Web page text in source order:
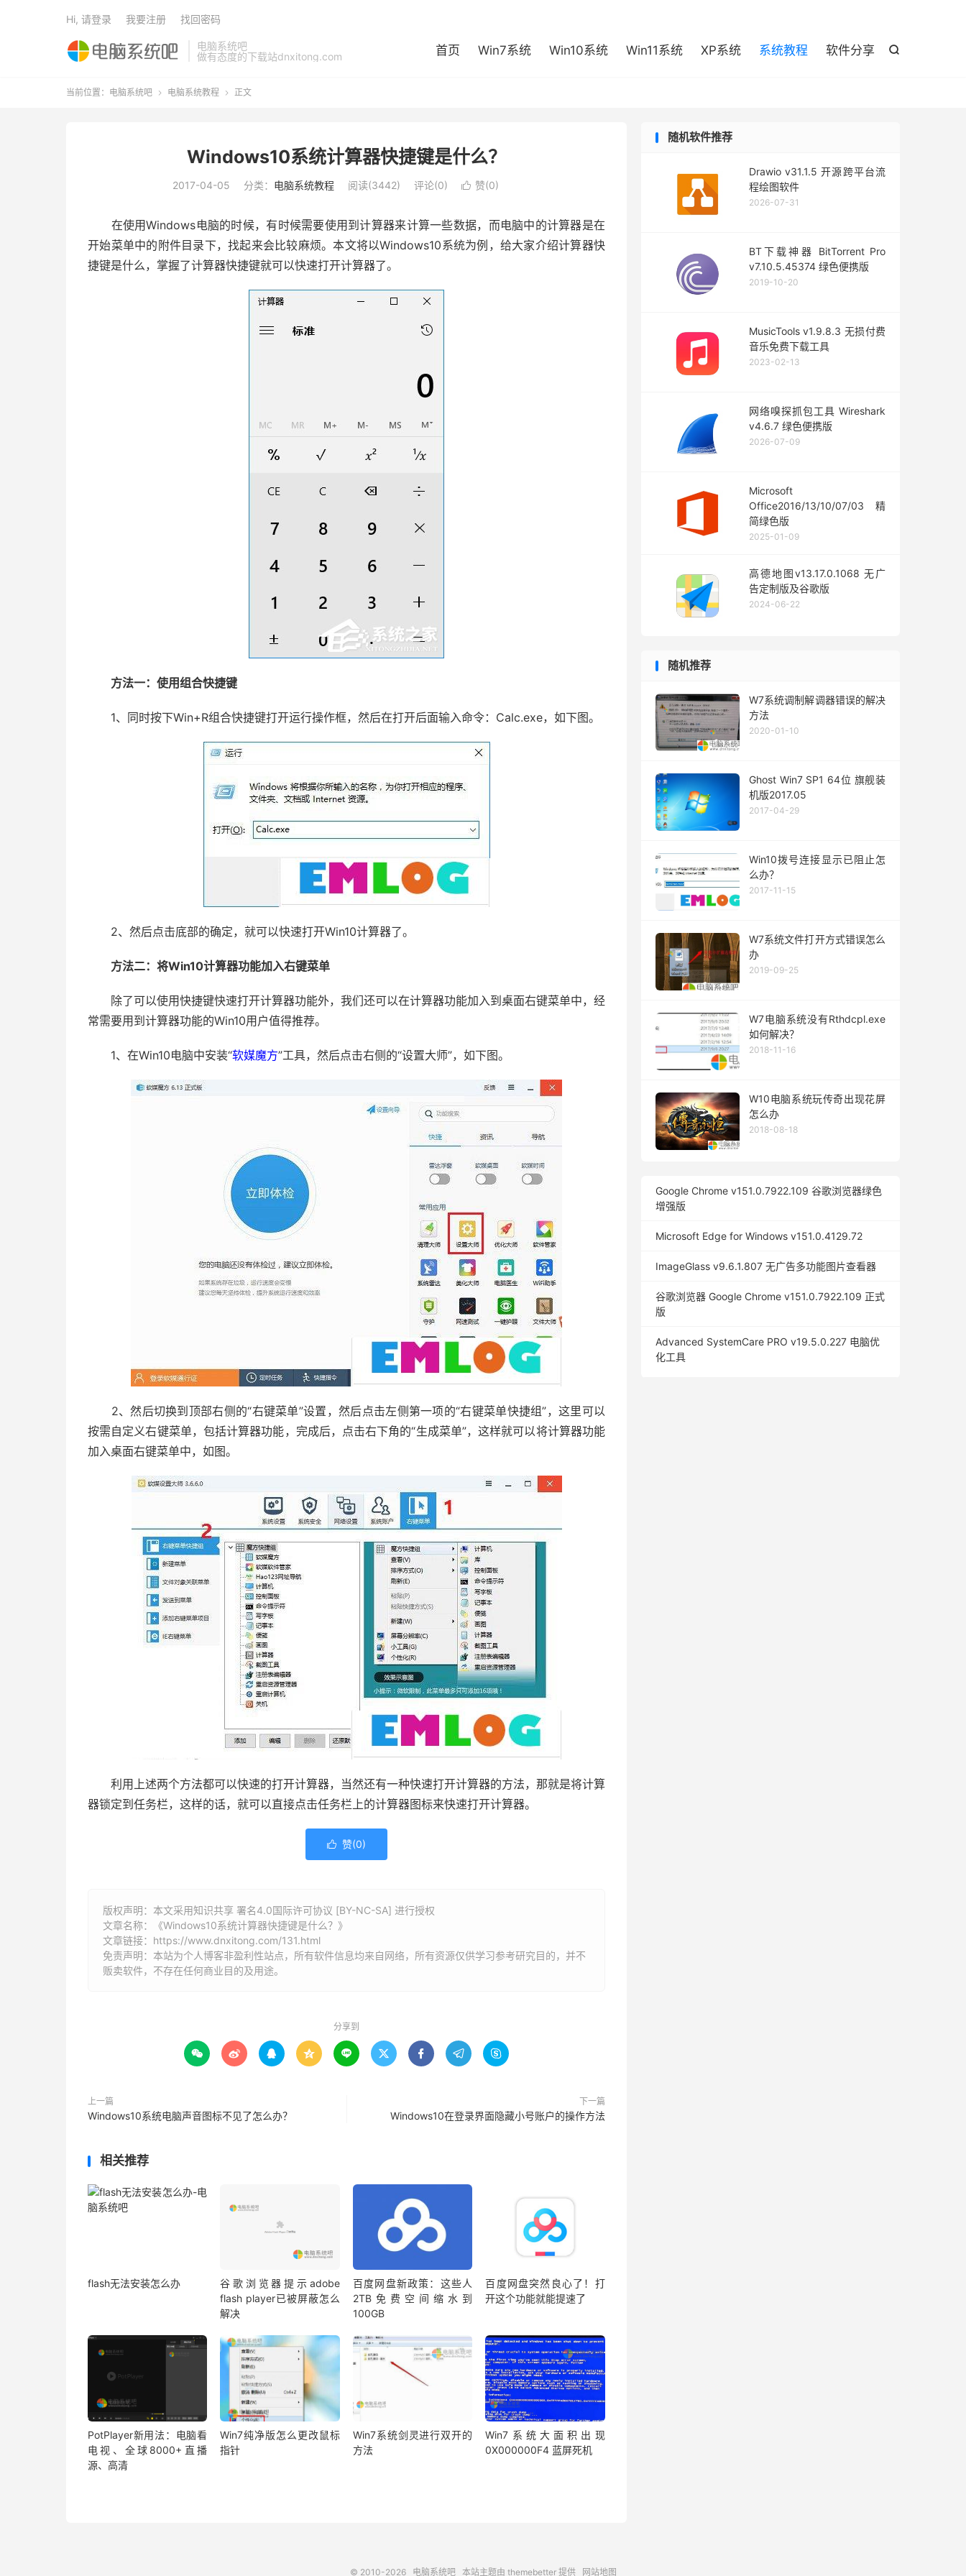
电脑系统吧
做有态度的下载站dnxitong.com

首页 Win7系统 Win10系统 Win11系统 XP系统 系统教程 软件分享
Hi, 请登录 我要注册 找回密码
当前位置： 电脑系统吧  电脑系统教程  正文
Windows10系统计算器快捷键是什么？
2017-04-05 分类： 电脑系统教程 阅读(3442) 评论(0)  赞(0)
在使用Windows电脑的时候，有时候需要使用到计算器来计算一些数据，而电脑中的计算器是在
开始菜单中的附件目录下，找起来会比较麻烦。本文将以Windows10系统为例，给大家介绍计算器快
捷键是什么，掌握了计算器快捷键就可以快速打开计算器了。
方法一：使用组合快捷键
1、同时按下Win+R组合快捷键打开运行操作框，然后在打开后面输入命令：Calc.exe，如下图。
2、然后点击底部的确定，就可以快速打开Win10计算器了。
方法二：将Win10计算器功能加入右键菜单
除了可以使用快捷键快速打开计算器功能外，我们还可以在计算器功能加入到桌面右键菜单中，经
常需要用到计算器功能的Win10用户值得推荐。
1、在Win10电脑中安装“软媒魔方”工具，然后点击右侧的“设置大师”，如下图。
2、然后切换到顶部右侧的“右键菜单”设置，然后点击左侧第一项的“右键菜单快捷组”，这里可以
按需自定义右键菜单，包括计算器功能，完成后，点击右下角的“生成菜单”，这样就可以将计算器功能
加入桌面右键菜单中，如图。
利用上述两个方法都可以快速的打开计算器，当然还有一种快速打开计算器的方法，那就是将计算
器锁定到任务栏，这样的话，就可以直接点击任务栏上的计算器图标来快速打开计算器。
 赞(0)
版权声明：本文采用知识共享 署名4.0国际许可协议 [BY-NC-SA] 进行授权
文章名称：《Windows10系统计算器快捷键是什么？》
文章链接： https://www.dnxitong.com/131.html
免责声明：本站为个人博客非盈利性站点，所有软件信息均来自网络，所有资源仅供学习参考研究目的，并不
贩卖软件，不存在任何商业目的及用途。
分享到
        
上一篇
Windows10系统电脑声音图标不见了怎么办？
下一篇
Windows10在登录界面隐藏小号账户的操作方法
相关推荐
flash无法安装怎么办
谷歌浏览器提示adobe
flash player已被屏蔽怎么
解决
百度网盘新政策：这些人
2TB免费空间缩水到
100GB
百度网盘突然良心了！打
开这个功能就能提速了
PotPlayer新用法：电脑看
电视、全球8000+直播
源、高清
Win7纯净版怎么更改鼠标
指针
Win7系统剑灵进行双开的
方法
Win7系统大面积出现
0X000000F4 蓝屏死机
随机软件推荐
Drawio v31.1.5 开源跨平台流
程绘图软件
2026-07-31
BT下载神器 BitTorrent Pro
v7.10.5.45374 绿色便携版
2019-10-20
MusicTools v1.9.8.3 无损付费
音乐免费下载工具
2023-02-13
网络嗅探抓包工具 Wireshark
v4.6.7 绿色便携版
2026-07-09
Microsoft
Office2016/13/10/07/03 精
简绿色版
2025-01-09
高德地图v13.17.0.1068 无广
告定制版及谷歌版
2024-06-22
随机推荐
W7系统调制解调器错误的解决
方法
2020-01-10
Ghost Win7 SP1 64位 旗舰装
机版2017.05
2017-04-29
Win10拨号连接显示已阻止怎
么办？
2017-11-15
W7系统文件打开方式错误怎么
办
2019-09-25
W7电脑系统没有Rthdcpl.exe
如何解决？
2018-11-16
W10电脑系统玩传奇出现花屏
怎么办
2018-08-18
Google Chrome v151.0.7922.109 谷歌浏览器绿色
增强版
Microsoft Edge for Windows v151.0.4129.72
ImageGlass v9.6.1.807 无广告多功能图片查看器
谷歌浏览器 Google Chrome v151.0.7922.109 正式
版
Advanced SystemCare PRO v19.5.0.227 电脑优
化工具
© 2010-2026 电脑系统吧本站主题由 themebetter提供 网站地图